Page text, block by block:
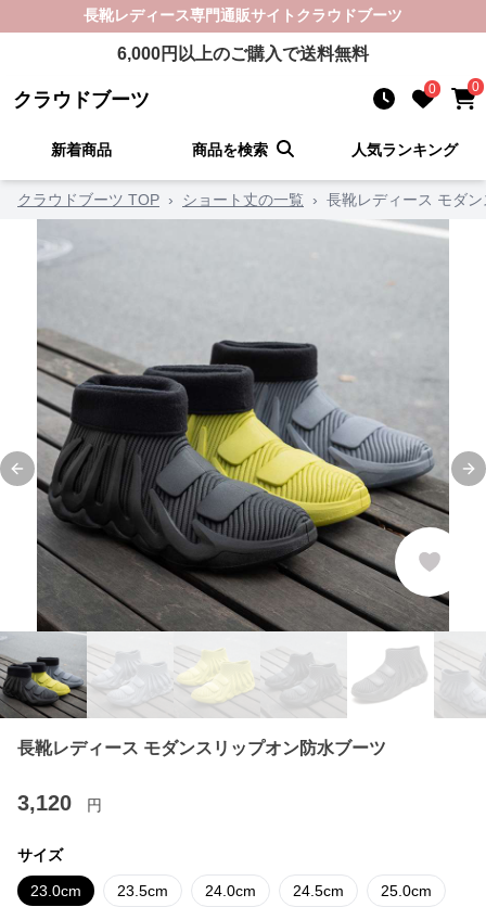
長靴レディース専門通販サイト クラウドブーツ
6,000円以上のご購入で送料無料
クラウドブーツ 0 0
新着商品 商品を検索 人気ランキング
クラウドブーツ TOP › ショート丈の一覧 › 長靴レディース モダ
Previous slide
長靴レディース モダンスリップオン防水ブーツ
3,120 円
サイズ
23.0cm 23.5cm 24.0cm 24.5cm 25.0cm